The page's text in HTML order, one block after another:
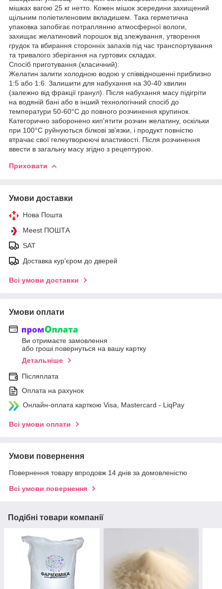
мішках вагою 25 кг нетто. Кожен мішок зсередини захищений
щільним поліетиленовим вкладишем. Така герметична
упаковка запобігає потраплянню атмосферної вологи,
захищає желатиновий порошок від злежування, утворення
грудок та вбирання сторонніх запахів під час транспортування
та тривалого зберігання на гуртових складах.
Спосіб приготування (класичний):
Желатин залити холодною водою у співвідношенні приблизно
1:5 або 1:6. Залишити для набухання на 30-40 хвилин
(залежно від фракції гранул). Після набухання масу підігріти
на водяній бані або в інший технологічний спосіб до
температури 50-60°C до повного розчинення крупинок.
Категорично заборонено кип'ятити розчин желатину, оскільки
при 100°C руйнуються білкові зв'язки, і продукт повністю
втрачає свої гелеутворюючі властивості. Після розчинення
ввести в загальну масу згідно з рецептурою.
Приховати
Умови доставки
Нова Пошта
Meest ПОШТА
SAT
Доставка кур'єром до дверей
Всі умови доставки
Умови оплати
Ви отримаєте замовлення
або гроші повернуться на вашу картку
Детальніше
Післяплата
Оплата на рахунок
Онлайн-оплата карткою Visa, Mastercard - LiqPay
Всі умови оплати
Умови повернення
Повернення товару впродовж 14 днів за домовленістю
Всі умови повернення
Подібні товари компанії